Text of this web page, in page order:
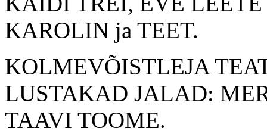
KAROLIN ja TEET.
KOLMEVÕISTLEJA
LUSTAKAD JALAD:
TAAVI TOOME.